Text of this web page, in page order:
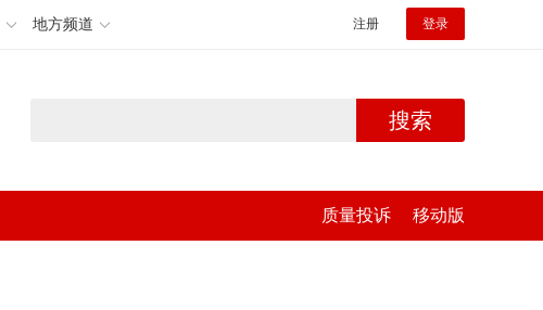
地方频道 注册 登录
搜索
质量投诉 移动版